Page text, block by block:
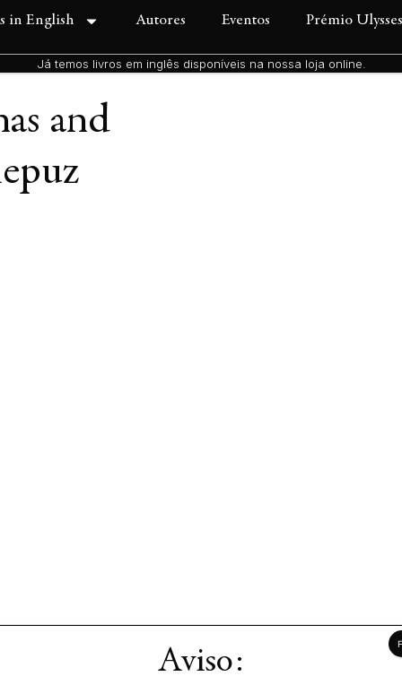
in English Autores Eventos Prémio Ulysses
and
Já temos livros em inglês disponíveis na nossa loja online.
Aviso: